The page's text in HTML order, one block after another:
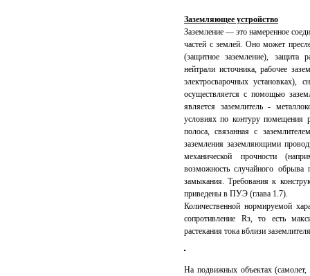
Заземляющее устройство
Заземление — это намеренное
частей с землей. Оно может
(защитное заземление), защита
нейтрали источника, рабочее
электросварочных установках),
осуществляется с помощью
является заземлитель -
условиях по контуру помещения
полоса, связанная с
заземления заземляющими
механической прочности
возможность случайного обрыва
замыкания. Требования к
приведены в ПУЭ (глава 1.7).
Количественной нормируемой
сопротивление Rз, то есть
растекания тока вблизи
На подвижных объектах (самолет,